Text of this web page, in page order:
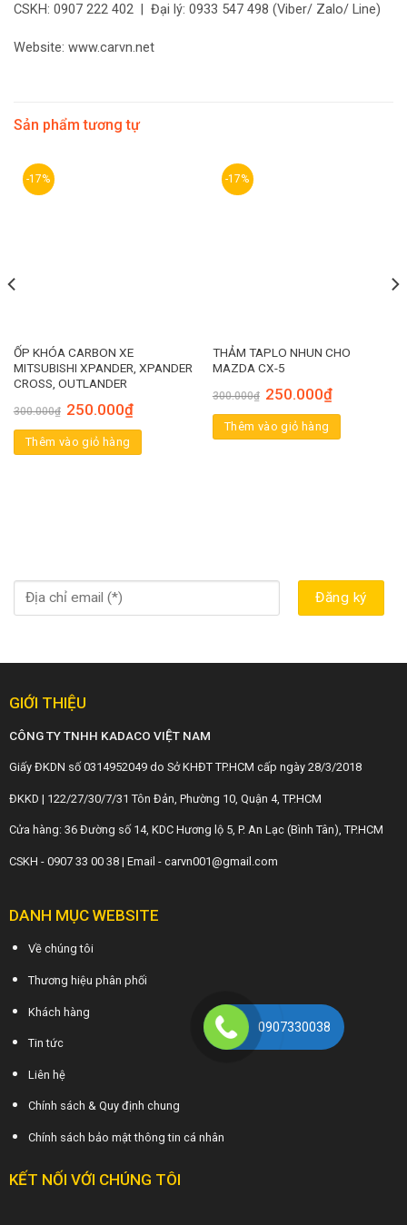
CSKH: 0907 222 402 | Đại lý: 0933 547 498 (Viber/ Zalo/ Line)
Website: www.carvn.net
Sản phẩm tương tự
-17%
ỐP KHÓA CARBON XE
MITSUBISHI XPANDER, XPANDER
CROSS, OUTLANDER
300.000₫ 250.000₫
Thêm vào giỏ hàng
-17%
THẢM TAPLO NHUN CHO
MAZDA CX-5
300.000₫ 250.000₫
Thêm vào giỏ hàng
GIỚI THIỆU
CÔNG TY TNHH KADACO VIỆT NAM
Giấy ĐKDN số 0314952049 do Sở KHĐT TP.HCM cấp ngày 28/3/2018
ĐKKD | 122/27/30/7/31 Tôn Đản, Phường 10, Quận 4, TP.HCM
Cửa hàng: 36 Đường số 14, KDC Hương lộ 5, P. An Lạc (Bình Tân), TP.HCM
CSKH - 0907 33 00 38 | Email - carvn001@gmail.com
DANH MỤC WEBSITE
Về chúng tôi
Thương hiệu phân phối
Khách hàng
Tin tức
Liên hệ
Chính sách & Quy định chung
Chính sách bảo mật thông tin cá nhân
KẾT NỐI VỚI CHÚNG TÔI
0907330038